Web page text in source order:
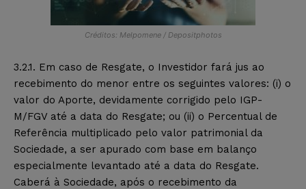
Créditos: Melpomene / Depositphotos
3.2.1. Em caso de Resgate, o Investidor fará jus ao
recebimento do menor entre os seguintes valores: (i) o
valor do Aporte, devidamente corrigido pelo IGP-
M/FGV até a data do Resgate; ou (ii) o Percentual de
Referência multiplicado pelo valor patrimonial da
Sociedade, a ser apurado com base em balanço
especialmente levantado até a data do Resgate.
Caberá à Sociedade, após o recebimento da